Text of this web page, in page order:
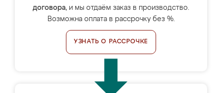
договора, и мы отдаём заказ в производство.
Возможна оплата в рассрочку без %.
УЗНАТЬ О РАССРОЧКЕ